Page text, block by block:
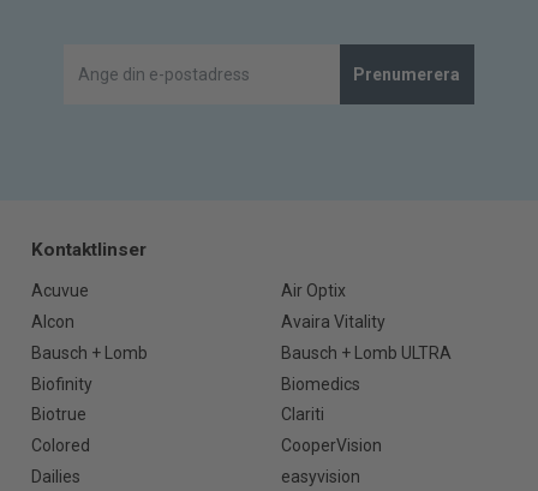
Prenumerera
Kontaktlinser
Acuvue
Air Optix
Alcon
Avaira Vitality
Bausch + Lomb
Bausch + Lomb ULTRA
Biofinity
Biomedics
Biotrue
Clariti
Colored
CooperVision
Dailies
easyvision